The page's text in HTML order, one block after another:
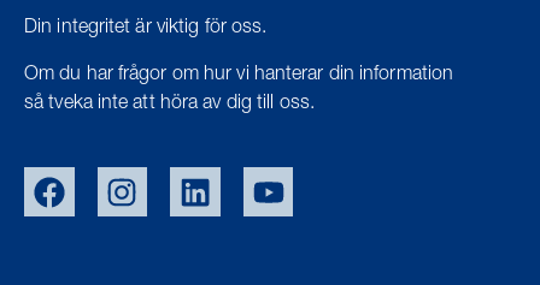
Din integritet är viktig för oss.
Om du har frågor om hur vi hanterar din information
så tveka inte att höra av dig till oss.